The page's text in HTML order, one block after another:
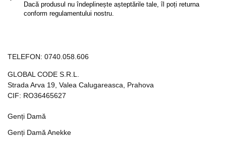
Dacă produsul nu îndeplinește așteptările tale, îl poți returna
conform regulamentului nostru.
TELEFON: 0740.058.606
GLOBAL CODE S.R.L.
Strada Arva 19, Valea Calugareasca, Prahova
CIF: RO36465627
Genți Damă
Genți Damă Anekke